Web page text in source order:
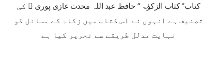
کتاب’’ کتاب الزکوٰۃ ‘‘ حافظ عبد اللہ محدث غازی پوری ﷫ کی
تصنیف ہے انہوں نے اس کتاب میں زکاۃ کے مسائل کو
نہایت مدلل طریقے سے تحریر کیا ہے